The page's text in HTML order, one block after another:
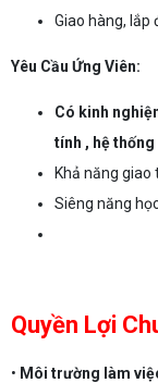
Giao hàng, lắp
Yêu Cầu Ứng Viên:
Có kinh
tính , hệ thống
Khả năng giao
Siêng năng
Quyền Lợi
• Môi trường làm